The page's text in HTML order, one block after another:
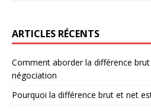
ARTICLES RÉCENTS
Comment aborder la différence
négociation
Pourquoi la différence brut et net